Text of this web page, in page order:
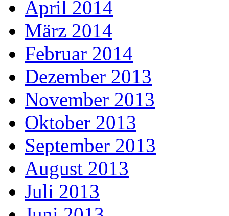
April 2014
März 2014
Februar 2014
Dezember 2013
November 2013
Oktober 2013
September 2013
August 2013
Juli 2013